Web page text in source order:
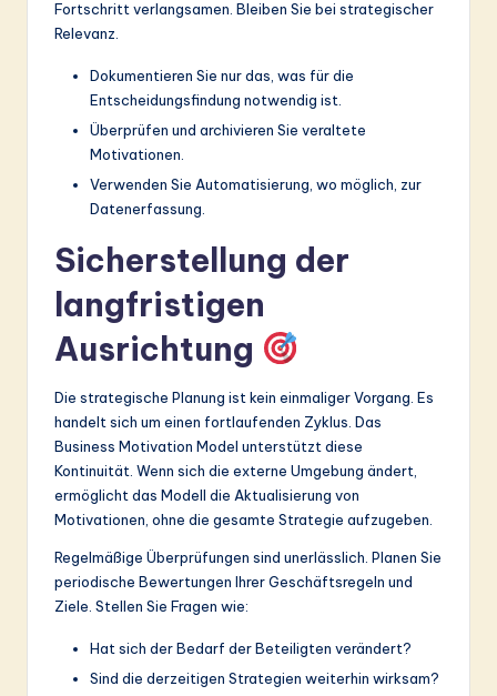
Fortschritt verlangsamen. Bleiben Sie bei strategischer
Relevanz.
Dokumentieren Sie nur das, was für die
Entscheidungsfindung notwendig ist.
Überprüfen und archivieren Sie veraltete
Motivationen.
Verwenden Sie Automatisierung, wo möglich, zur
Datenerfassung.
Sicherstellung der
langfristigen
Ausrichtung
Die strategische Planung ist kein einmaliger Vorgang. Es
handelt sich um einen fortlaufenden Zyklus. Das
Business Motivation Model unterstützt diese
Kontinuität. Wenn sich die externe Umgebung ändert,
ermöglicht das Modell die Aktualisierung von
Motivationen, ohne die gesamte Strategie aufzugeben.
Regelmäßige Überprüfungen sind unerlässlich. Planen Sie
periodische Bewertungen Ihrer Geschäftsregeln und
Ziele. Stellen Sie Fragen wie:
Hat sich der Bedarf der Beteiligten verändert?
Sind die derzeitigen Strategien weiterhin wirksam?